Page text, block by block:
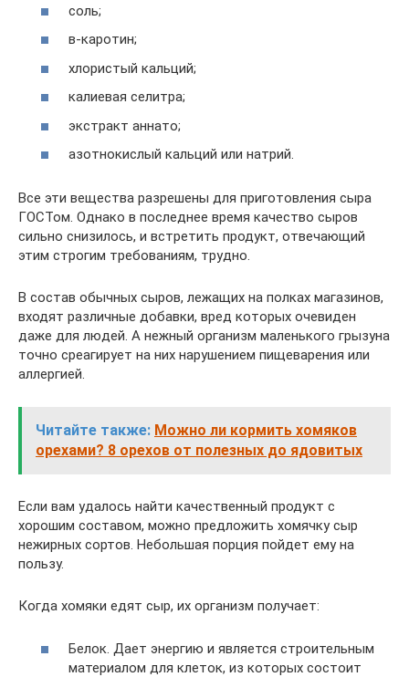
cоль;
в-каротин;
хлористый кальций;
калиевая селитра;
экстракт аннато;
азотнокислый кальций или натрий.
Все эти вещества разрешены для приготовления сыра
ГОСТом. Однако в последнее время качество сыров
сильно снизилось, и встретить продукт, отвечающий
этим строгим требованиям, трудно.
В состав обычных сыров, лежащих на полках магазинов,
входят различные добавки, вред которых очевиден
даже для людей. А нежный организм маленького грызуна
точно среагирует на них нарушением пищеварения или
аллергией.
Читайте также: Можно ли кормить хомяков
орехами? 8 орехов от полезных до ядовитых
Если вам удалось найти качественный продукт с
хорошим составом, можно предложить хомячку сыр
нежирных сортов. Небольшая порция пойдет ему на
пользу.
Когда хомяки едят сыр, их организм получает:
Белок. Дает энергию и является строительным
материалом для клеток, из которых состоит